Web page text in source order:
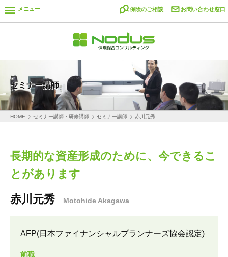
メニュー 保険のご相談 お問い合わせ窓口
セミナー講師
HOME セミナー講師・研修講師 セミナー講師 赤川元秀
長期的な資産形成のために、今できるこ
とがあります
赤川元秀
Motohide Akagawa
AFP(日本ファイナンシャルプランナーズ協会認定)
前職